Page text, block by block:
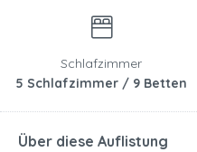
Schlafzimmer
5 Schlafzimmer / 9 Betten
Über diese Auflistung